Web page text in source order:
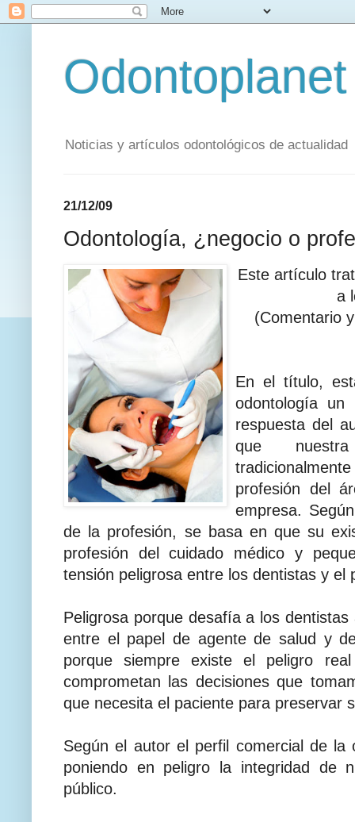
Odontoplanet
Noticias y artículos odontológicos de actualidad
21/12/09
Odontología, ¿negocio o
Este artículo
a
(Comentario
En el título,
odontología
respuesta del
que
profesión del
empresa.
de la profesión, se basa en que su
profesión del cuidado médico y
tensión peligrosa entre los dentistas y el
Peligrosa porque desafía a los
entre el papel de agente de salud y
porque siempre existe el peligro
comprometan las decisiones que
que necesita el paciente para preservar
Según el autor el perfil comercial de la
poniendo en peligro la integridad de
público.